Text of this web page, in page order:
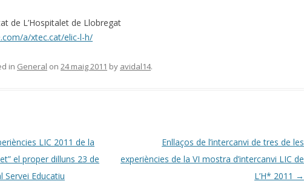
de L’Hospitalet de Llobregat
a/xtec.cat/elic-l-h/
in General on 24 maig 2011 by avidal14.
LIC 2011 de la
el proper dilluns 23 de
Servei Educatiu
Enllaços de l’intercanvi de tres de les
experiències de la VI mostra d’intercanvi LIC de
L’H* 2011 →